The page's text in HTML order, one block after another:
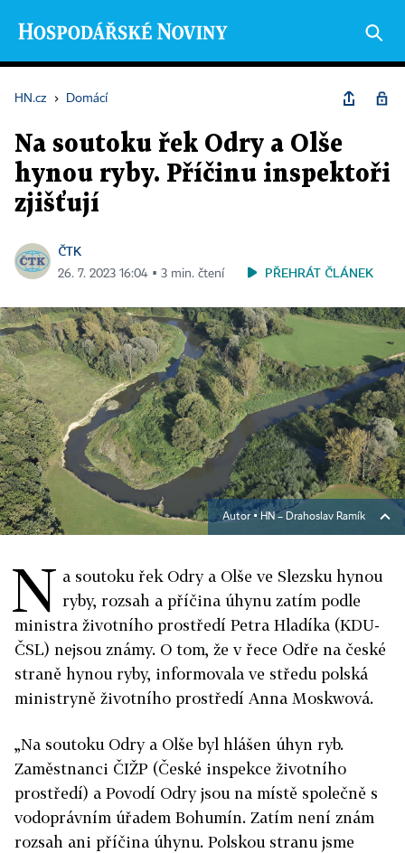
HN.cz › Domácí
Na soutoku řek Odry a Olše
hynou ryby. Příčinu inspektoři
zjišťují
ČTK
26. 7. 2023 16:04 ▪ 3 min. čtení PŘEHRÁT ČLÁNEK
Autor ▪HN – Drahoslav Ramík
N a soutoku řek Odry a Olše ve Slezsku hynou
ryby, rozsah a příčina úhynu zatím podle
ministra životního prostředí Petra Hladíka (KDU-
ČSL) nejsou známy. O tom, že v řece Odře na české
straně hynou ryby, informovala ve středu polská
ministryně životního prostředí Anna Moskwová.
„Na soutoku Odry a Olše byl hlášen úhyn ryb.
Zaměstnanci ČIŽP (České inspekce životního
prostředí) a Povodí Odry jsou na místě společně s
vodoprávním úřadem Bohumín. Zatím není znám
rozsah ani příčina úhynu. Polskou stranu jsme